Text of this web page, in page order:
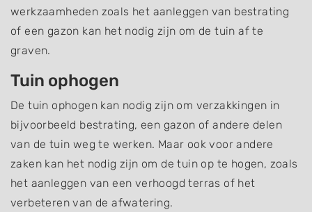
werkzaamheden zoals het aanleggen van bestrating
of een gazon kan het nodig zijn om de tuin af te
graven.
Tuin ophogen
De tuin ophogen kan nodig zijn om verzakkingen in
bijvoorbeeld bestrating, een gazon of andere delen
van de tuin weg te werken. Maar ook voor andere
zaken kan het nodig zijn om de tuin op te hogen, zoals
het aanleggen van een verhoogd terras of het
verbeteren van de afwatering.